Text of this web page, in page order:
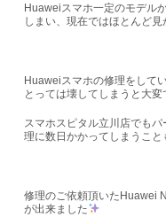
Huaweiスマホ一定のモデル
しまい、現在ではほとんど見
Huaweiスマホの修理をして
とっては壊してしまうと大変
スマホスピタル立川店でも
理に数日かかってしまうこと
修理のご依頼頂いたHuawei
が出来ました